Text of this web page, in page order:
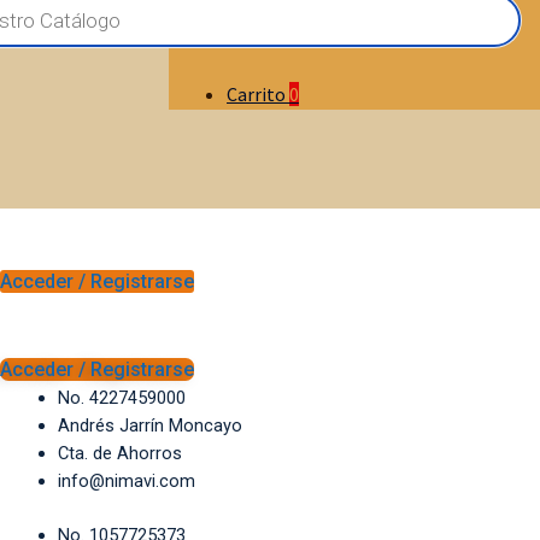
Carrito0
Acceder / Registrarse
Acceder / Registrarse
No. 4227459000
Andrés Jarrín Moncayo
Cta. de Ahorros
info@nimavi.com
No. 1057725373